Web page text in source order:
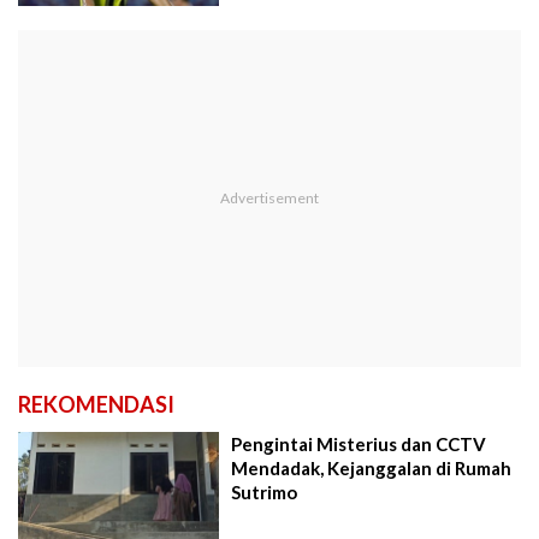
REKOMENDASI
Pengintai Misterius dan CCTV
Mendadak, Kejanggalan di Rumah
Sutrimo